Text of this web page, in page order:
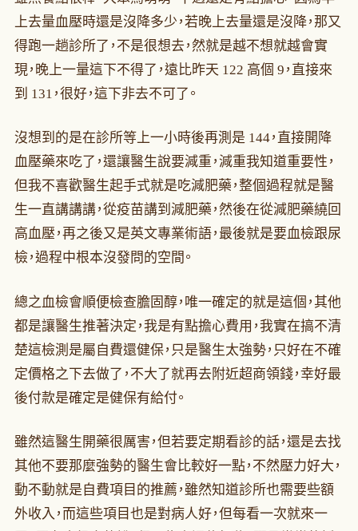
上去量血壓時還是沒降多少，若晚上去量還是沒降，那又
得跑一趟診所了，不是很想去，然就是越不想就越會實
現，晚上一量這下不得了，遠比昨天 122 高個 9，直接來
到 131，很好，這下非去不可了。
沒想到的是在診所等上一小時後再測是 144，直接開降
血壓藥來吃了，還讓醫生說要減重，減重我知道重要性，
但我不喜歡醫生起手式就是吃減肥藥，整個過程就是醫
生一直講講講，從疫苗講到減肥藥，然後在從減肥藥繞回
高血壓，再之後又是英文專業術語，最後就是要血檢跟尿
檢，過程中根本沒發問的空間。
總之血檢會順便檢查膽固醇，唯一確定的就是這個，其他
都是讓醫生推著決定，我是有點擔心費用，我實在搞不清
楚這檢測是屬自費還健保，只是醫生太強勢，只好在不確
定價格之下去做了，不大了就再去附近超商領錢，幸好最
後付款是確定是健保有給付。
雖然這醫生開藥很厲害，但若要定期看診的話，還是去找
其他不要那麼強勢的醫生會比較好一點，不然壓力好大，
動不動就是自費項目的推薦，雖然知道診所也需要些額
外收入，而這些項目也是對病人好，但每看一次就來一